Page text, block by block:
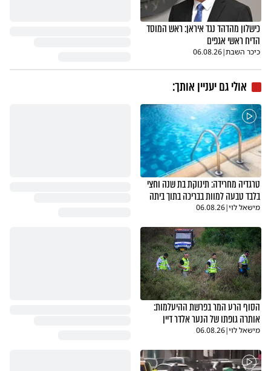
כישלון מהדהד נגד איראן: ראש המוסד
הדיח ראשי אגפים
כיכר השבת|
06.08.26
אולי גם יעניין אותך:
טרגדיה מחרידה: תינוקת בת שנה וחצי
בלבד טבעה למוות בבריכה בתוך ביתה
מישאל לוי|
06.08.26
הסוף הרע המר בפרשת ההיעלמות:
אותרה גופתו של הנער אלדר דיין
מישאל לוי|
06.08.26